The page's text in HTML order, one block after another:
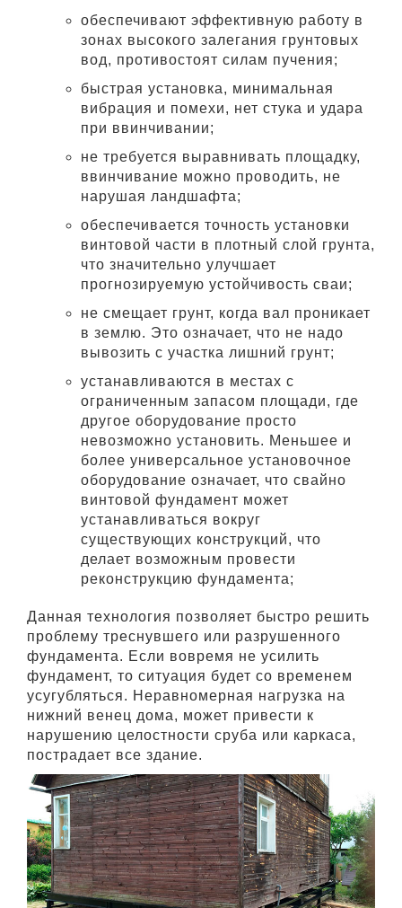
обеспечивают эффективную работу в
зонах высокого залегания грунтовых
вод, противостоят силам пучения;
быстрая установка, минимальная
вибрация и помехи, нет стука и удара
при ввинчивании;
не требуется выравнивать площадку,
ввинчивание можно проводить, не
нарушая ландшафта;
обеспечивается точность установки
винтовой части в плотный слой грунта,
что значительно улучшает
прогнозируемую устойчивость сваи;
не смещает грунт, когда вал проникает
в землю. Это означает, что не надо
вывозить с участка лишний грунт;
устанавливаются в местах с
ограниченным запасом площади, где
другое оборудование просто
невозможно установить. Меньшее и
более универсальное установочное
оборудование означает, что свайно
винтовой фундамент может
устанавливаться вокруг
существующих конструкций, что
делает возможным провести
реконструкцию фундамента;
Данная технология позволяет быстро решить
проблему треснувшего или разрушенного
фундамента. Если вовремя не усилить
фундамент, то ситуация будет со временем
усугубляться. Неравномерная нагрузка на
нижний венец дома, может привести к
нарушению целостности сруба или каркаса,
пострадает все здание.